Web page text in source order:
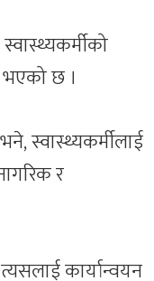
छ ।
स्वास्थ्यकर्मीलाई
र
कार्यान्वयन